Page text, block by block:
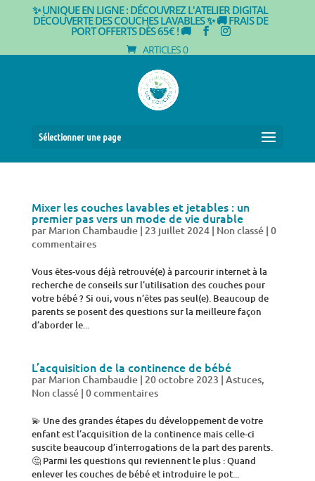
✨ UNIQUE EN LIGNE : DÉCOUVREZ L'ATELIER DIGITAL
DÉCOUVERTE DES COUCHES LAVABLES ✨🚚 FRAIS DE
PORT OFFERTS DÈS 65€ ! 🚚
ARTICLES 0
Sélectionner une page
Mixer les couches lavables et jetables : un
premier pas vers un mode de vie durable
par Marion Chambaudie| 23 juillet 2024| Non classé| 0
commentaires
Vous êtes-vous déjà retrouvé(e) à parcourir internet à la
recherche de conseils sur l’utilisation des couches pour
votre bébé ? Si oui, vous n’êtes pas seul(e). Beaucoup de
parents se posent des questions sur la meilleure façon
d’aborder le...
L’acquisition de la continence de bébé
par Marion Chambaudie| 20 octobre 2023 | Astuces,
Non classé| 0 commentaires
💫​ Une des grandes étapes du développement de votre
enfant est l’acquisition de la continence mais celle-ci
suscite beaucoup d’interrogations de la part des parents.
🤔​ Parmi les questions qui reviennent le plus : Quand
enlever les couches de bébé et introduire le pot...